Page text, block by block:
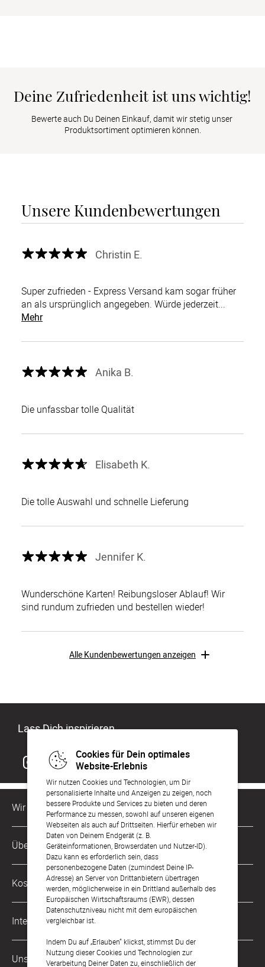
Cookies für Dein optimales
Website-Erlebnis
Wir nutzen Cookies und Technologien, um Dir
personalisierte Inhalte und Anzeigen zu zeigen, noch
bessere Produkte und Services zu bieten und deren
Performance zu messen, sowohl auf unseren eigenen
Webseiten als auch auf Drittseiten. Hierfür erheben wir
Daten von Deinem Endgerät (z. B.
Geräteinformationen, Browserdaten und Nutzer-ID).
Dazu kann es erforderlich sein, dass
personenbezogene Daten (zumindest Deine IP-
Adresse) an Server von Drittanbietern übertragen
werden, möglicherweise in ein Drittland außerhalb des
Europäischen Wirtschaftsraums (EWR), dessen
Datenschutzniveau nicht mit dem europäischen
vergleichbar ist.
Indem Du auf „Erlauben“ klickst, stimmst Du der
Nutzung dieser Cookies und Technologien zur
Verarbeitung Deiner Daten zu, einschließlich der
Deine Zufriedenheit ist uns wichtig!
Bewerte auch Du Deinen Einkauf, damit wir stetig unser
Produktsortiment optimieren können.
Unsere Kundenbewertungen
Christin E.
Super zufrieden - Express Versand kam sogar früher
an als ursprünglich angegeben. Würde jederzeit...
Mehr
Anika B.
Die unfassbar tolle Qualität
Elisabeth K.
Die tolle Auswahl und schnelle Lieferung
Jennifer K.
Wunderschöne Karten! Reibungsloser Ablauf! Wir
sind rundum zufrieden und bestellen wieder!
Alle Kundenbewertungen anzeigen
Lass Dich inspirieren
Wir sind für Dich da
Kundenservice-Hotline
0049 221 956 725 10
Mo. - Fr. von 9 bis 17 Uhr
kontakt@sendmoments.at
Über Uns
Philosophie
Karriere
Impressum
AGB & Widerrufsrecht
Zahlung & Versand
Kostenlose Services
Musterkarten
Digitale Gästelisten
International
Deutschland
Unsere Zahlungsarten